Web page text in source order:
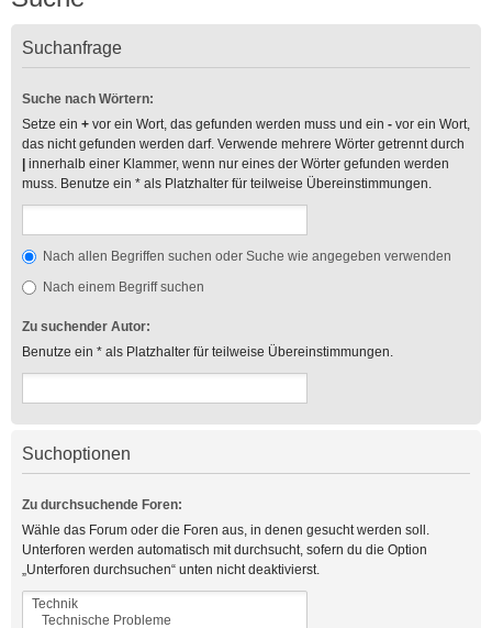
Suchanfrage
Suche nach Wörtern:
Setze ein + vor ein Wort, das gefunden werden muss und ein - vor ein Wort,
das nicht gefunden werden darf. Verwende mehrere Wörter getrennt durch
innerhalb einer Klammer, wenn nur eines der Wörter gefunden werden
muss. Benutze ein * als Platzhalter für teilweise Übereinstimmungen.
Nach allen Begriffen suchen oder Suche wie angegeben verwenden
Nach einem Begriff suchen
Zu suchender Autor:
Benutze ein * als Platzhalter für teilweise Übereinstimmungen.
Suchoptionen
Zu durchsuchende Foren:
Wähle das Forum oder die Foren aus, in denen gesucht werden soll.
Unterforen werden automatisch mit durchsucht, sofern du die Option
„Unterforen durchsuchen“ unten nicht deaktivierst.